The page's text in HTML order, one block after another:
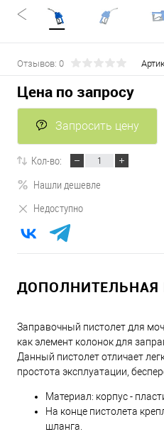
Отзывов: 0
Цена по запросу
Запросить цену
Кол-во:
Нашли дешевле
Недоступно
Заправочный пистолет для
как элемент колонок для
Данный пистолет отличает
простота эксплуатации,
Материал: корпус -
На конце пистолета
шланга.